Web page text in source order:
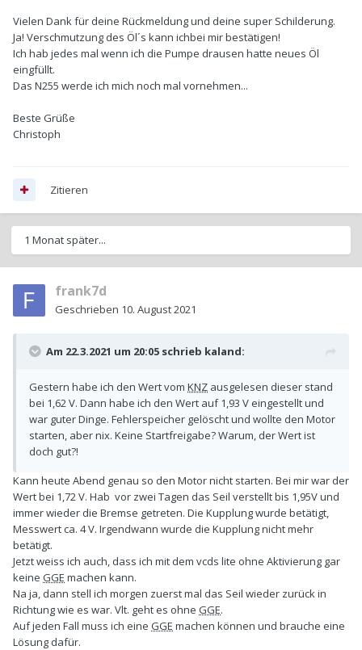
Vielen Dank für deine Rückmeldung und deine super Schilderung.
Ja! Verschmutzung des Öl´s kann ichbei mir bestätigen!
Ich hab jedes mal wenn ich die Pumpe drausen hatte neues Öl
eingfüllt.
Das N255 werde ich mich noch mal vornehmen...
Beste Grüße
Christoph
Zitieren
1 Monat später...
frank7d
Geschrieben 10. August 2021
Am 22.3.2021 um 20:05 schrieb kaland:
Gestern habe ich den Wert vom KNZ ausgelesen dieser stand
bei 1,62 V. Dann habe ich den Wert auf 1,93 V eingestellt und
war guter Dinge. Fehlerspeicher gelöscht und wollte den Motor
starten, aber nix. Keine Startfreigabe? Warum, der Wert ist
doch gut?!
Kann heute Abend genau so den Motor nicht starten. Bei mir war der
Wert bei 1,72 V. Hab vor zwei Tagen das Seil verstellt bis 1,95V und
immer wieder die Bremse getreten. Die Kupplung wurde betätigt,
Messwert ca. 4 V. Irgendwann wurde die Kupplung nicht mehr
betätigt.
Jetzt weiss ich auch, dass ich mit dem vcds lite ohne Aktivierung gar
keine GGE machen kann.
Na ja, dann stell ich morgen zuerst mal das Seil wieder zurück in
Richtung wie es war. Vlt. geht es ohne GGE.
Auf jeden Fall muss ich eine GGE machen können und brauche eine
Lösung dafür.